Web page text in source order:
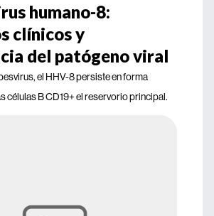
humano-8:
clínicos y
del patógeno viral
el HHV-8 persiste en forma
células B CD19+ el reservorio principal.